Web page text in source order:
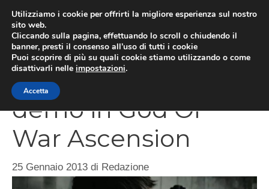
contenuto
The Last of Us,
demo in God Of
War Ascension
25 Gennaio 2013 di Redazione
Utilizziamo i cookie per offrirti la migliore esperienza sul nostro
sito web.
Cliccando sulla pagina, effettuando lo scroll o chiudendo il
banner, presti il consenso all’uso di tutti i cookie
Puoi scoprire di più su quali cookie stiamo utilizzando o come
disattivarli nelle impostazioni.
Accetta